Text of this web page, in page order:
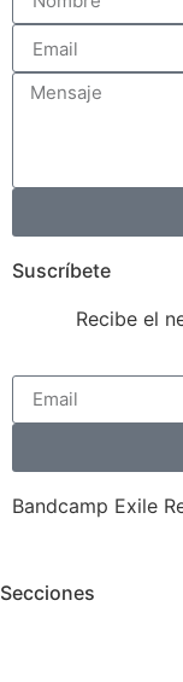
Suscríbete
Recibe el
Bandcamp Exile
Secciones